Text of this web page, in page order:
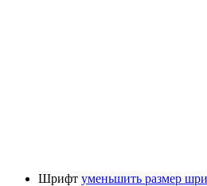
Шрифт уменьшить размер